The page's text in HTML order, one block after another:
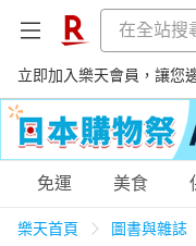
立即加入樂天會員，讓您
購物網分類
免運 美食
樂天首頁 圖書與雜誌